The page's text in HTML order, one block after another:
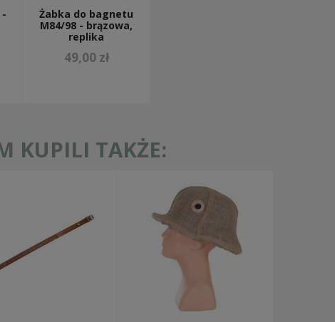
Żabka do bagnetu
M84/98 - brązowa,
replika
49,00 zł
KUPILI TAKŻE: